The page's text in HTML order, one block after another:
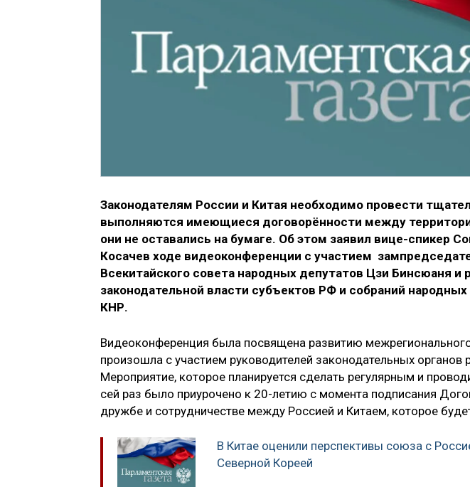
Законодателям России и Китая необходимо провести
выполняются имеющиеся договорённости между
они не оставались на бумаге. Об этом заявил вице-спикер
Косачев ходе видеоконференции с участием
Всекитайского совета народных депутатов Цзи Бинсюаня и
законодательной власти субъектов РФ и собраний
КНР.
Видеоконференция была посвящена развитию
произошла с участием руководителей законодательных органов
Мероприятие, которое планируется сделать регулярным и
сей раз было приурочено к 20-летию с момента подписания
дружбе и сотрудничестве между Россией и Китаем, которое
В Китае оценили перспективы союза c
Северной Кореей